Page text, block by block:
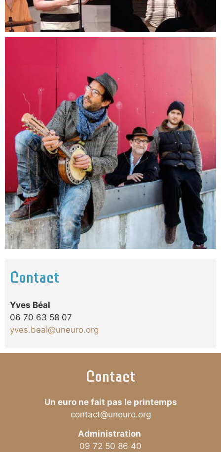
Contact
Yves Béal
06 70 63 58 07
yves.beal@uneuro.org
Contact
Un euro ne fait pas le printemps
contact@uneuro.org
Administration
09 72 50 86 40